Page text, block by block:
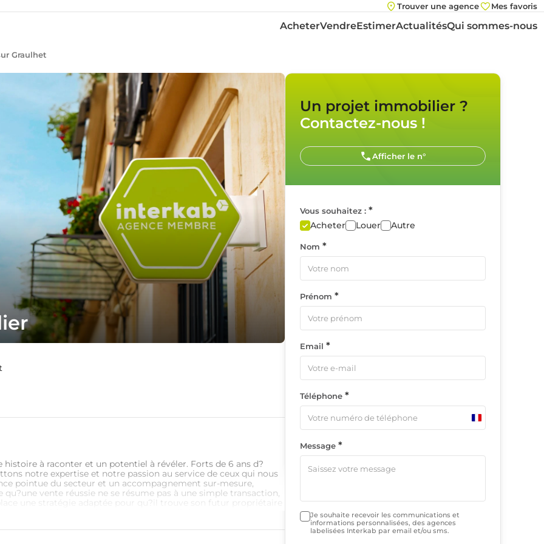
Trouver une agence Mes favoris
AcheterVendreEstimerActualitésQui sommes-nous
Graulhet
à raconter et un potentiel à révéler. Forts de 6 ans d?
notre expertise et notre passion au service de ceux qui nous
pointue du secteur et un accompagnement sur-mesure,
vente réussie ne se résume pas à une simple transaction,
une stratégie adaptée pour qu?il trouve son futur propriétaire
Un projet immobilier ?
Contactez-nous !
Afficher le n°
Vous souhaitez : *
Acheter Louer Autre
Nom *
Prénom *
Email *
Téléphone *
France
+33
Message *
Je souhaite recevoir les communications et
informations personnalisées, des agences
labelisées Interkab par email et/ou sms.